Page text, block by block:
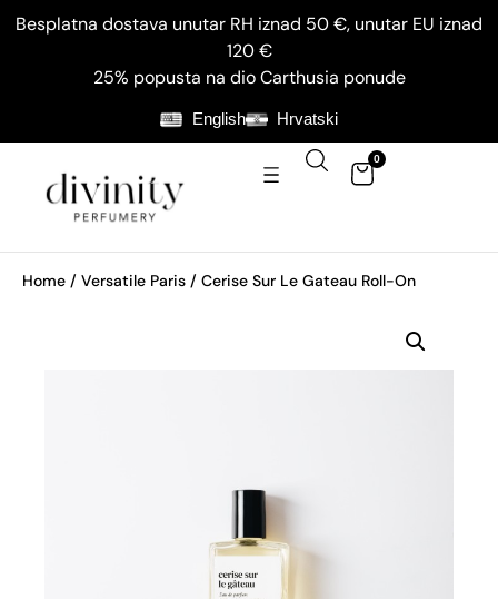
Besplatna dostava unutar RH iznad 50 €, unutar EU iznad
120 €
25% popusta na dio Carthusia ponude
English Hrvatski
0
Home / Versatile Paris / Cerise Sur Le Gateau Roll-On